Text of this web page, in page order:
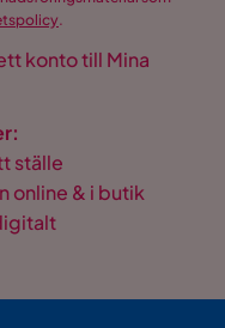
.
konto till Mina
ställe
online & i butik